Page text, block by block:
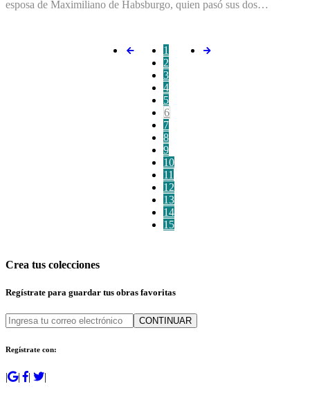
esposa de Maximiliano de Habsburgo, quien pasó sus dos…
1
2
3
4
5
6
7
8
9
10
11
12
13
14
15
Crea tus colecciones
Regístrate para guardar tus obras favoritas
CONTINUAR
Regístrate con:
| | | |